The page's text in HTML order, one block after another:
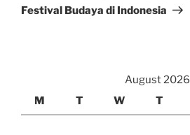
Festival Budaya di Indonesia
August 2026
M
T W T